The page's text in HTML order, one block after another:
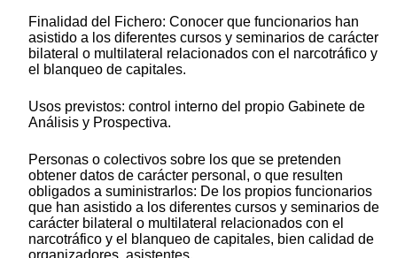
Finalidad del Fichero: Conocer que funcionarios han
asistido a los diferentes cursos y seminarios de carácter
bilateral o multilateral relacionados con el narcotráfico y
el blanqueo de capitales.
Usos previstos: control interno del propio Gabinete de
Análisis y Prospectiva.
Personas o colectivos sobre los que se pretenden
obtener datos de carácter personal, o que resulten
obligados a suministrarlos: De los propios funcionarios
que han asistido a los diferentes cursos y seminarios de
carácter bilateral o multilateral relacionados con el
narcotráfico y el blanqueo de capitales, bien calidad de
organizadores, asistentes.